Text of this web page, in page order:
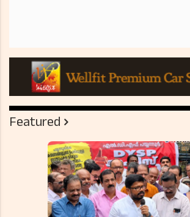
Featured